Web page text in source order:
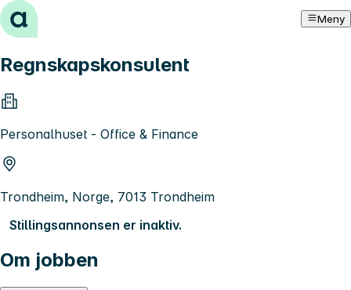
Hopp til innhold Meny
Regnskapskonsulent
Personalhuset - Office & Finance
Trondheim, Norge, 7013 Trondheim
Stillingsannonsen er inaktiv.
Om jobben